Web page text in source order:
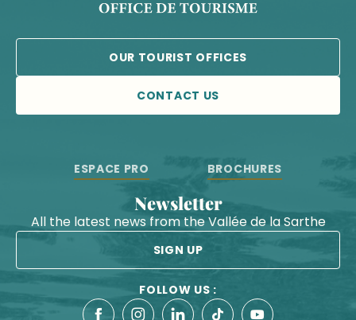
OUR TOURIST OFFICES
CONTACT US
ESPACE PRO BROCHURES
Newsletter
All the latest news from the Vallée de la Sarthe
SIGN UP
FOLLOW US :